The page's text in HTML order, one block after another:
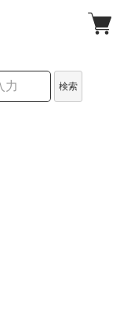
検索